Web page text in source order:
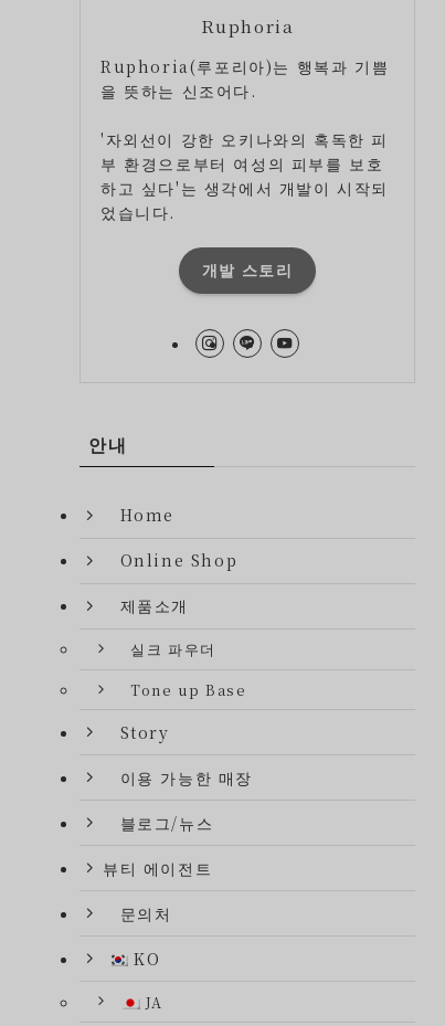
Ruphoria
Ruphoria(루포리아)는 행복과 기쁨
을 뜻하는 신조어다.
'자외선이 강한 오키나와의 혹독한 피
부 환경으로부터 여성의 피부를 보호
하고 싶다'는 생각에서 개발이 시작되
었습니다.
개발 스토리
안내
Home
Online Shop
제품소개
실크 파우더
Tone up Base
Story
이용 가능한 매장
블로그/뉴스
뷰티 에이전트
문의처
KO
JA